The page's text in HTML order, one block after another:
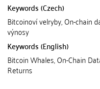
Keywords (Czech)
Bitcoinoví velryby, On-chain
výnosy
Keywords (English)
Bitcoin Whales, On-Chain
Returns